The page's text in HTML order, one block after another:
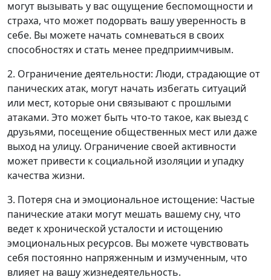
могут вызывать у вас ощущение беспомощности и
страха, что может подорвать вашу уверенность в
себе. Вы можете начать сомневаться в своих
способностях и стать менее предприимчивым.
2. Ограничение деятельности: Люди, страдающие от
панических атак, могут начать избегать ситуаций
или мест, которые они связывают с прошлыми
атаками. Это может быть что-то такое, как выезд с
друзьями, посещение общественных мест или даже
выход на улицу. Ограничение своей активности
может привести к социальной изоляции и упадку
качества жизни.
3. Потеря сна и эмоциональное истощение: Частые
панические атаки могут мешать вашему сну, что
ведет к хронической усталости и истощению
эмоциональных ресурсов. Вы можете чувствовать
себя постоянно напряженным и измученным, что
влияет на вашу жизнедеятельность.